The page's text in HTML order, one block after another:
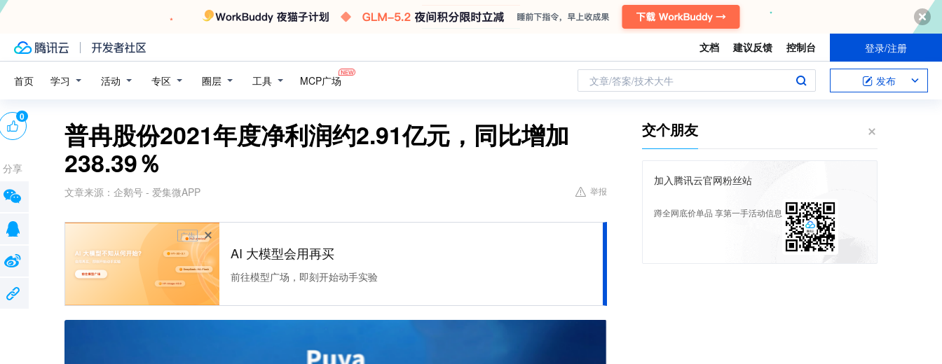
文档 建议反馈 控制台 登录/注册
首页 学习 活动 专区 圈层 工具 MCP广场 文章/答案/技术大牛 发布
普冉股份2021年度净利润约2.91亿元，同比增加
238.39％
文章来源： 企鹅号 - 爱集微APP 举报
广告
AI 大模型会用再买
前往模型广场，即刻开始动手实验
0
分享
交个朋友
加入腾讯云官网粉丝站
蹲全网底价单品 享第一手活动信息